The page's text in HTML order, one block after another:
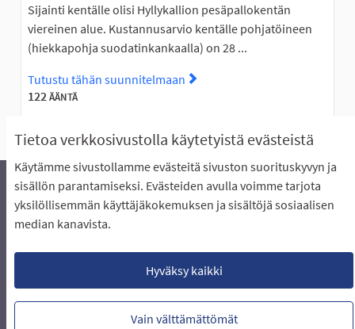
Tietoa verkkosivustolla käytetyistä evästeistä
Käytämme sivustollamme evästeitä sivuston suorituskyvyn ja
sisällön parantamiseksi. Evästeiden avulla voimme tarjota
yksilöllisemmän käyttäjäkokemuksen ja sisältöjä sosiaalisen
median kanavista.
Hyväksy kaikki
Vain välttämättömät
Sijainti kentälle olisi Hyllykallion pesäpallokentän
viereinen alue. Kustannusarvio kentälle pohjatöineen
(hiekkapohja suodatinkankaalla) on 28 ...
Tutustu tähän suunnitelmaan
122ÄÄNTÄ
Äänestyksen pikaohjeet
Usein kysytyt kysymykset
Näin äänestät Asukasbudjetissa
Lataa avoimet datatiedostot
Evästeasetukset